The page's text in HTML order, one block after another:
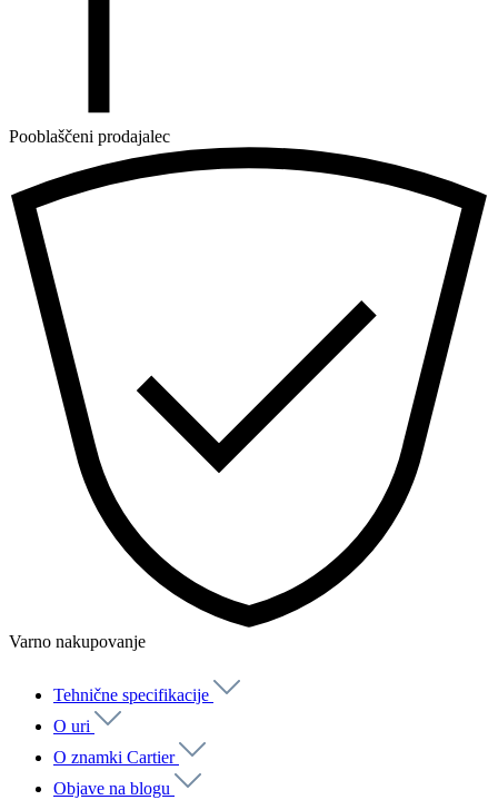
Pooblaščeni prodajalec
Varno nakupovanje
Tehnične specifikacije
O uri
O znamki Cartier
Objave na blogu